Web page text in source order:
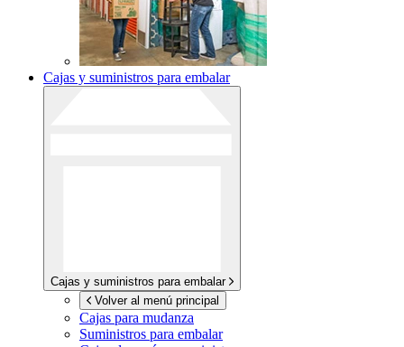
Cajas y suministros para embalar
Cajas y suministros para embalar
Volver al menú principal
Cajas para mudanza
Suministros para embalar